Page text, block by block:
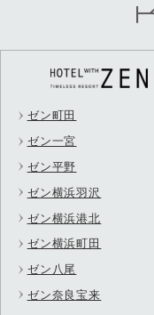
ゼン町田
ゼン一宮
ゼン平野
ゼン横浜羽沢
ゼン横浜港北
ゼン横浜町田
ゼン八尾
ゼン奈良宝来